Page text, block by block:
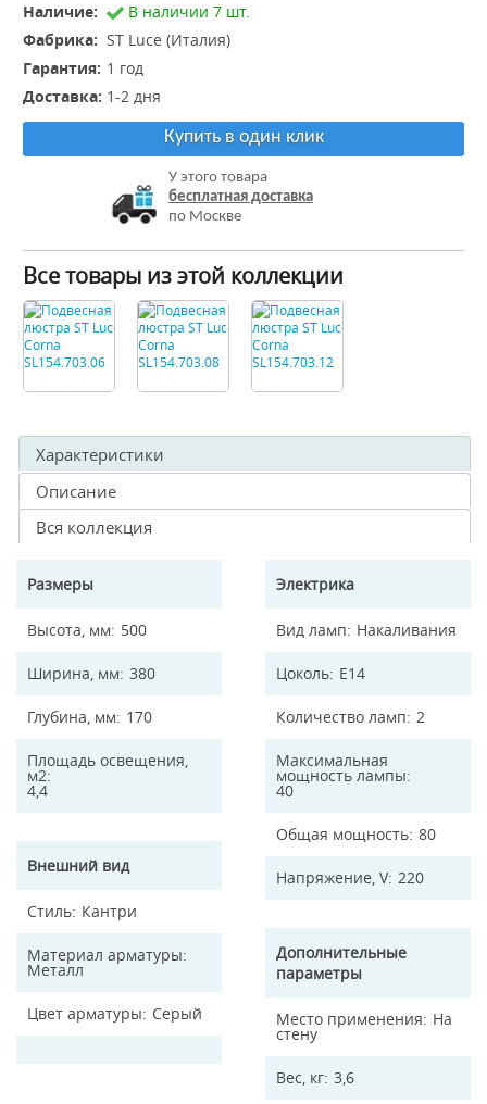
Наличие:
В наличии 7 шт.
Фабрика: ST Luce (Италия)
Гарантия: 1 год
Доставка: 1-2 дня
Купить в один клик
У этого товара
бесплатная доставка
по Москве
Все товары из этой коллекции
Характеристики
Описание
Вся коллекция
Размеры
Высота, мм 500
Ширина, мм 380
Глубина, мм 170
Площадь освещения,
м2
4,4
Внешний вид
Стиль Кантри
Материал арматуры
Металл
Цвет арматуры Серый
Электрика
Вид ламп Накаливания
Цоколь E14
Количество ламп 2
Максимальная
мощность лампы
40
Общая мощность 80
Напряжение, V 220
Дополнительные
параметры
Место применения На
стену
Вес, кг 3,6